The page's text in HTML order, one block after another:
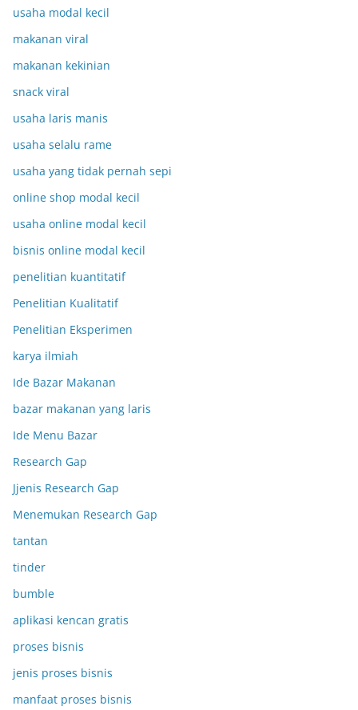
usaha modal kecil
makanan viral
makanan kekinian
snack viral
usaha laris manis
usaha selalu rame
usaha yang tidak pernah sepi
online shop modal kecil
usaha online modal kecil
bisnis online modal kecil
penelitian kuantitatif
Penelitian Kualitatif
Penelitian Eksperimen
karya ilmiah
Ide Bazar Makanan
bazar makanan yang laris
Ide Menu Bazar
Research Gap
Jjenis Research Gap
Menemukan Research Gap
tantan
tinder
bumble
aplikasi kencan gratis
proses bisnis
jenis proses bisnis
manfaat proses bisnis